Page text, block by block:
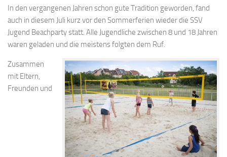
In den vergangenen Jahren schon gute Tradition geworden, fand
auch in diesem Juli kurz vor den Sommerferien wieder die SSV
Jugend Beachparty statt. Alle Jugendliche zwischen 8 und 18 Jahren
waren geladen und die meistens folgten dem Ruf.
Zusammen
mit Eltern,
Freunden und